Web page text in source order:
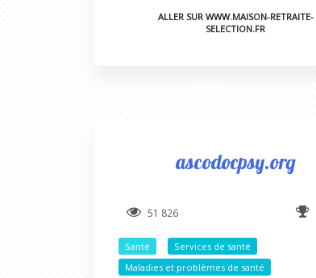
ALLER SUR WWW.MAISON-RETRAITE-
SELECTION.FR
ascodocpsy.org
51 826
Santé
Services de santé
Maladies et problèmes de santé